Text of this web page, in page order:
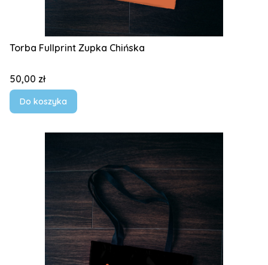
Torba Fullprint Zupka Chińska
Cena
50,00 zł
Do koszyka